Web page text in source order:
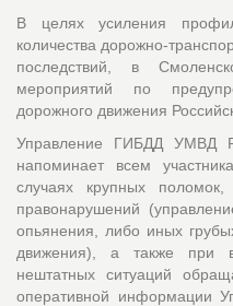
В целях усиления
количества дорожно-
последствий, в
мероприятий по
дорожного движения
Управление ГИБДД УМВД
напоминает всем
случаях крупных
правонарушений
опьянения, либо иных
движения), а также при
нештатных ситуаций
оперативной информации